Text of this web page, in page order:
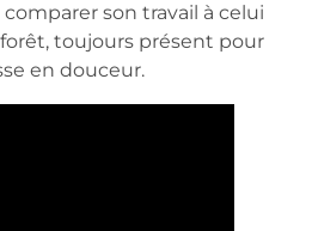
son travail à celui
toujours présent pour
en douceur.